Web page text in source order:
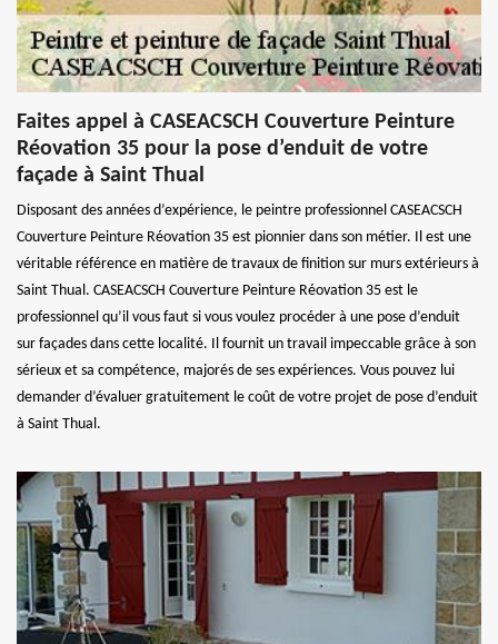
Faites appel à CASEACSCH Couverture Peinture
Réovation 35 pour la pose d’enduit de votre
façade à Saint Thual
Disposant des années d’expérience, le peintre professionnel CASEACSCH
Couverture Peinture Réovation 35 est pionnier dans son métier. Il est une
véritable référence en matière de travaux de finition sur murs extérieurs à
Saint Thual. CASEACSCH Couverture Peinture Réovation 35 est le
professionnel qu’il vous faut si vous voulez procéder à une pose d’enduit
sur façades dans cette localité. Il fournit un travail impeccable grâce à son
sérieux et sa compétence, majorés de ses expériences. Vous pouvez lui
demander d’évaluer gratuitement le coût de votre projet de pose d’enduit
à Saint Thual.